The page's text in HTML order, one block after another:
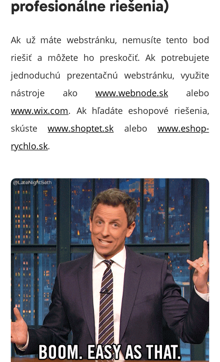
profesionálne riešenia)
Ak už máte webstránku, nemusíte tento bod
riešiť a môžete ho preskočiť. Ak potrebujete
jednoduchú prezentačnú webstránku, využite
nástroje akowww.webnode.sk alebo
www.wix.com. Ak hľadáte eshopové riešenia,
skústewww.shoptet.sk alebo www.eshop-
rychlo.sk.